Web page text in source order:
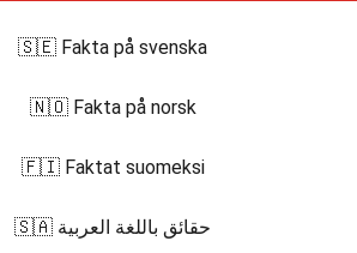
🇸🇪 Fakta på svenska
🇳🇴 Fakta på norsk
🇫🇮 Faktat suomeksi
🇸🇦 حقائق باللغة العربية